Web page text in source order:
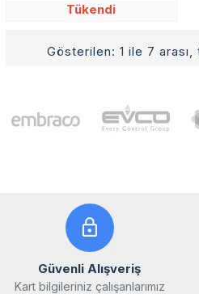
Tükendi
Gösterilen: 1 ile 7
Güvenli Alışveriş
Kart bilgileriniz çalışanlarımız